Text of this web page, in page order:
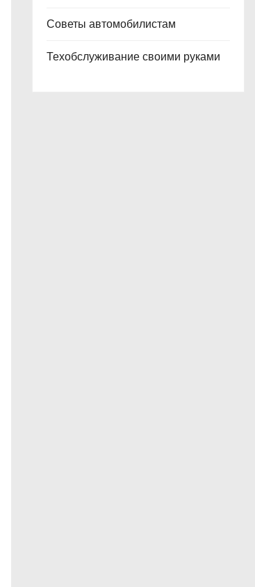
Советы автомобилистам
Техобслуживание своими руками